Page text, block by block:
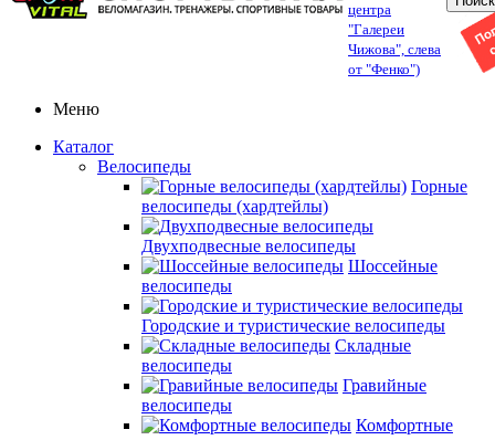
центра
"Галереи
Чижова", слева
от "Фенко")
Меню
Каталог
Велосипеды
Горные
велосипеды (хардтейлы)
Двухподвесные велосипеды
Шоссейные
велосипеды
Городские и туристические велосипеды
Складные
велосипеды
Гравийные
велосипеды
Комфортные